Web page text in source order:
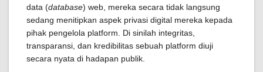
data (database) web, mereka secara tidak langsung
sedang menitipkan aspek privasi digital mereka kepada
pihak pengelola platform. Di sinilah integritas,
transparansi, dan kredibilitas sebuah platform diuji
secara nyata di hadapan publik.